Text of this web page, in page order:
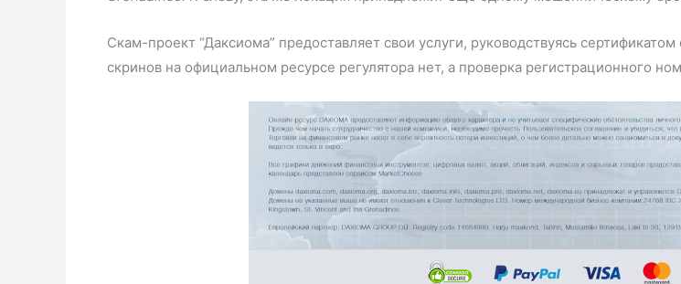
Скам-проект “Даксиома” предоставляет свои услуги, руководствуясь
скринов на официальном ресурсе регулятора нет, а проверка регистрационного